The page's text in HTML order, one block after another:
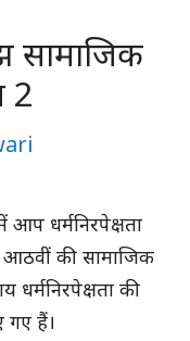
सामाजिक
2
आप धर्मनिरपेक्षता
की सामाजिक
धर्मनिरपेक्षता की
गए हैं।